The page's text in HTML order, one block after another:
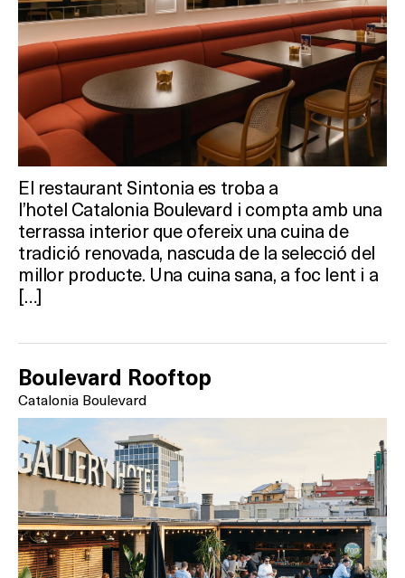
El restaurant Sintonia es troba a
l’hotel Catalonia Boulevard i compta amb una
terrassa interior que ofereix una cuina de
tradició renovada, nascuda de la selecció del
millor producte. Una cuina sana, a foc lent i a
[…]
Boulevard Rooftop
Catalonia Boulevard